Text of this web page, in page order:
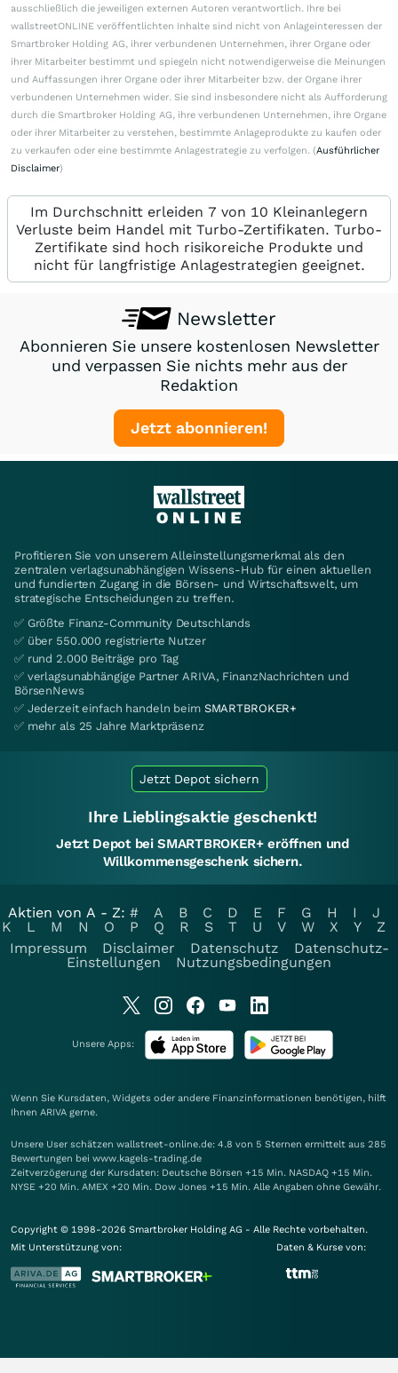
ausschließlich die jeweiligen externen Autoren verantwortlich. Ihre bei
wallstreetONLINE veröffentlichten Inhalte sind nicht von Anlageinteressen der
Smartbroker Holding AG, ihrer verbundenen Unternehmen, ihrer Organe oder
ihrer Mitarbeiter bestimmt und spiegeln nicht notwendigerweise die Meinungen
und Auffassungen ihrer Organe oder ihrer Mitarbeiter bzw. der Organe ihrer
verbundenen Unternehmen wider. Sie sind insbesondere nicht als Aufforderung
durch die Smartbroker Holding AG, ihre verbundenen Unternehmen, ihre Organe
oder ihrer Mitarbeiter zu verstehen, bestimmte Anlageprodukte zu kaufen oder
zu verkaufen oder eine bestimmte Anlagestrategie zu verfolgen. (Ausführlicher
Disclaimer)
Im Durchschnitt erleiden 7 von 10 Kleinanlegern
Verluste beim Handel mit Turbo-Zertifikaten. Turbo-
Zertifikate sind hoch risikoreiche Produkte und
nicht für langfristige Anlagestrategien geeignet.
Newsletter
Abonnieren Sie unsere kostenlosen Newsletter
und verpassen Sie nichts mehr aus der
Redaktion
Jetzt abonnieren!
Profitieren Sie von unserem Alleinstellungsmerkmal als den
zentralen verlagsunabhängigen Wissens-Hub für einen aktuellen
und fundierten Zugang in die Börsen- und Wirtschaftswelt, um
strategische Entscheidungen zu treffen.
✅ Größte Finanz-Community Deutschlands
✅ über 550.000 registrierte Nutzer
✅ rund 2.000 Beiträge pro Tag
✅ verlagsunabhängige Partner ARIVA, FinanzNachrichten und
BörsenNews
✅ Jederzeit einfach handeln beim SMARTBROKER+
✅ mehr als 25 Jahre Marktpräsenz
Jetzt Depot sichern
Ihre Lieblingsaktie geschenkt!
Jetzt Depot bei SMARTBROKER+ eröffnen und
Willkommensgeschenk sichern.
Aktien von A - Z: # A B C D E F G H I
J
K
L M N O P Q R S T U V W X Y
Z
Impressum
Disclaimer Datenschutz
Datenschutz-
Einstellungen
Nutzungsbedingungen
Unsere Apps:
Wenn Sie Kursdaten, Widgets oder andere Finanzinformationen benötigen, hilft
Ihnen ARIVA gerne.
Unsere User schätzen wallstreet-online.de: 4.8 von 5 Sternen ermittelt aus 285
Bewertungen bei www.kagels-trading.de
Zeitverzögerung der Kursdaten: Deutsche Börsen +15 Min. NASDAQ +15 Min.
NYSE +20 Min. AMEX +20 Min. Dow Jones +15 Min. Alle Angaben ohne Gewähr.
Copyright © 1998-2026 Smartbroker Holding AG - Alle Rechte vorbehalten.
Mit Unterstützung von:
Daten & Kurse von: